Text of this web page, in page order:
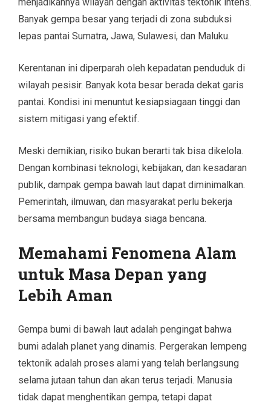
Banyak gempa besar yang terjadi di zona subduksi
lepas pantai Sumatra, Jawa, Sulawesi, dan Maluku.
Kerentanan ini diperparah oleh kepadatan penduduk di
wilayah pesisir. Banyak kota besar berada dekat garis
pantai. Kondisi ini menuntut kesiapsiagaan tinggi dan
sistem mitigasi yang efektif.
Meski demikian, risiko bukan berarti tak bisa dikelola.
Dengan kombinasi teknologi, kebijakan, dan kesadaran
publik, dampak gempa bawah laut dapat diminimalkan.
Pemerintah, ilmuwan, dan masyarakat perlu bekerja
bersama membangun budaya siaga bencana.
Memahami Fenomena Alam
untuk Masa Depan yang
Lebih Aman
Gempa bumi di bawah laut adalah pengingat bahwa
bumi adalah planet yang dinamis. Pergerakan lempeng
tektonik adalah proses alami yang telah berlangsung
selama jutaan tahun dan akan terus terjadi. Manusia
tidak dapat menghentikan gempa, tetapi dapat